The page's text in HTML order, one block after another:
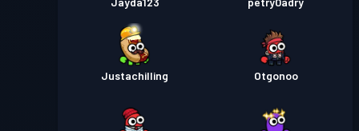
Justachilling Otgonoo